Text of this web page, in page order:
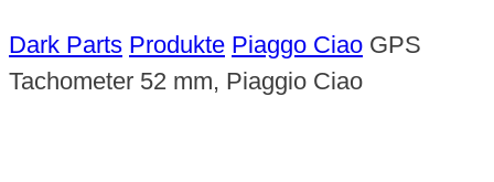
Dark Parts Produkte Piaggo Ciao GPS
Tachometer 52 mm, Piaggio Ciao